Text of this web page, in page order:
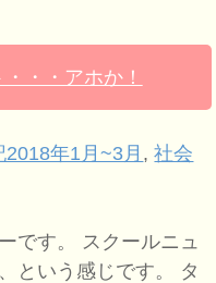
・・アホか！
2018年1月~3月 ,社会
です。 スクールニュ
という感じです。 タ